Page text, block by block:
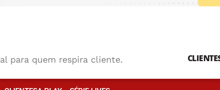
para quem respira cliente.